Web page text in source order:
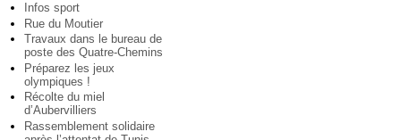
Infos sport
Rue du Moutier
Travaux dans le bureau de
poste des Quatre-Chemins
Préparez les jeux
olympiques !
Récolte du miel
d’Aubervilliers
Rassemblement solidaire